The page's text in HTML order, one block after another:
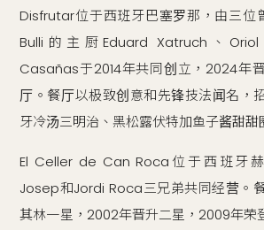
Disfrutar位于西班牙巴塞罗那，由三位
Bulli的主厨Eduard Xatruch、
Casañas于2014年共同创立，2024年
厅。餐厅以极致创意和先锋技法闻名，
牙冷汤三明治、黑松露伏特加鱼子酱甜甜
El Celler de Can Roca位于西班牙
Josep和Jordi Roca三兄弟共同经营。
其林一星，2002年晋升二星，2009年荣